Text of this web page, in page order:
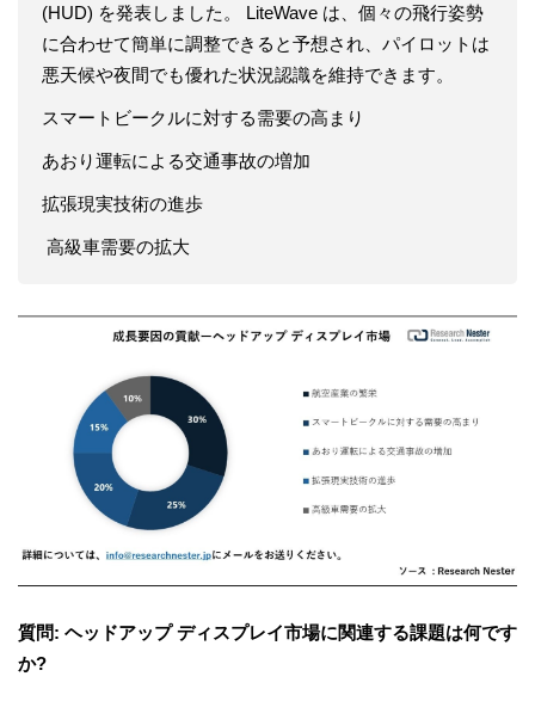
(HUD) を発表しました。 LiteWave は、個々の飛行姿勢
に合わせて簡単に調整できると予想され、パイロットは
悪天候や夜間でも優れた状況認識を維持できます。
スマートビークルに対する需要の高まり
あおり運転による交通事故の増加
拡張現実技術の進歩
高級車需要の拡大
質問: ヘッドアップ ディスプレイ市場に関連する課題は何です
か?